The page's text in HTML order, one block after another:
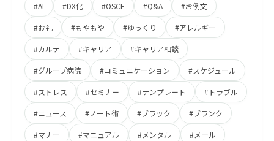
#AI #DX化 #OSCE #Q&A #お例文
#お礼 #もやもや #ゆっくり #アレルギー
#カルテ #キャリア #キャリア相談
#グループ病院 #コミュニケーション #スケジュール
#ストレス #セミナー #テンプレート #トラブル
#ニュース #ノート術 #ブラック #ブランク
#マナー #マニュアル #メンタル #メール